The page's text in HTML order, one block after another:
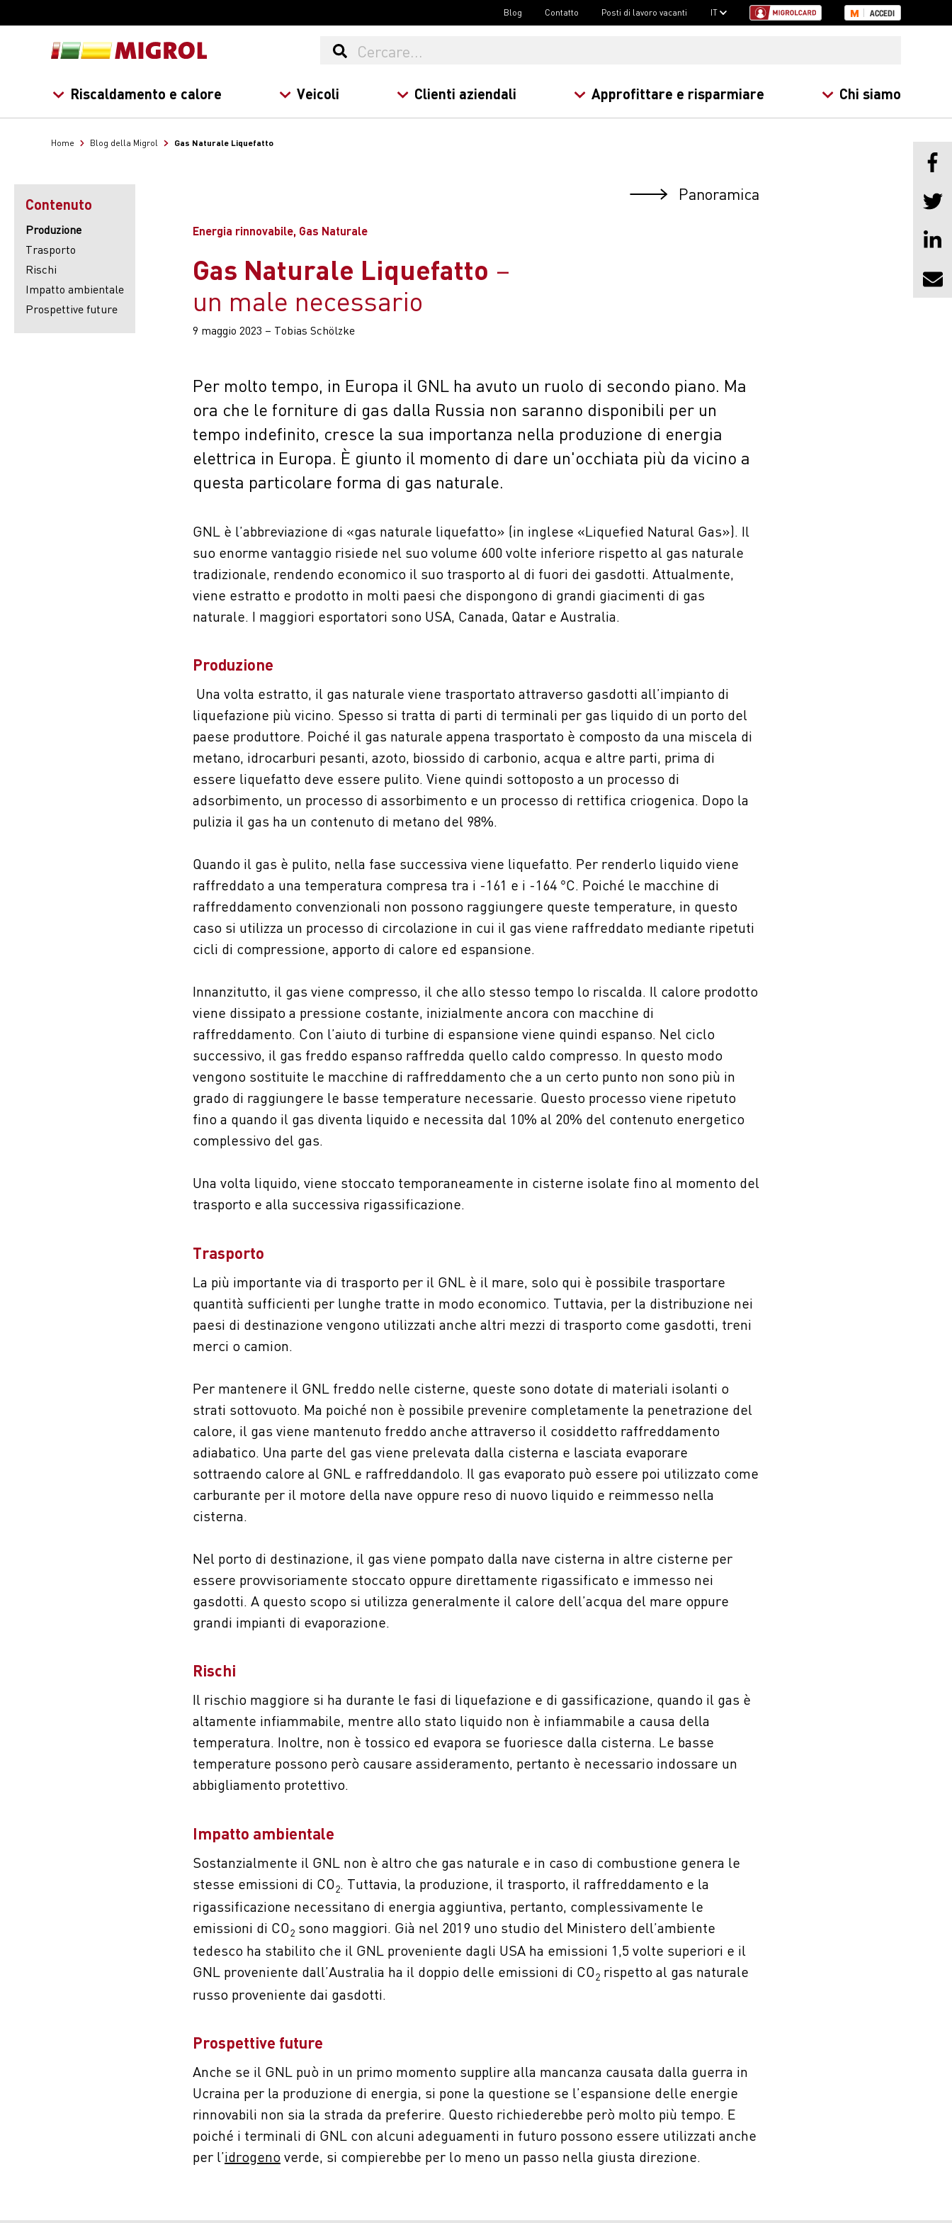
Blog Contatto Posti di lavoro vacanti IT ACCEDI
Riscaldamento e calore Veicoli Clienti aziendali Approfittare e risparmiare Chi siamo
Home Blog della Migrol Gas Naturale Liquefatto
Contenuto
Produzione
Trasporto
Rischi
Impatto ambientale
Prospettive future
Panoramica
Energia rinnovabile, Gas Naturale
Gas Naturale Liquefatto
un male necessario
9 maggio 2023 – Tobias Schölzke
Per molto tempo, in Europa il GNL ha avuto un ruolo di secondo piano. Ma
ora che le forniture di gas dalla Russia non saranno disponibili per un
tempo indefinito, cresce la sua importanza nella produzione di energia
elettrica in Europa. È giunto il momento di dare un'occhiata più da vicino a
questa particolare forma di gas naturale.
GNL è l’abbreviazione di «gas naturale liquefatto» (in inglese «Liquefied Natural Gas»). Il
suo enorme vantaggio risiede nel suo volume 600 volte inferiore rispetto al gas naturale
tradizionale, rendendo economico il suo trasporto al di fuori dei gasdotti. Attualmente,
viene estratto e prodotto in molti paesi che dispongono di grandi giacimenti di gas
naturale. I maggiori esportatori sono USA, Canada, Qatar e Australia.
Produzione
Una volta estratto, il gas naturale viene trasportato attraverso gasdotti all’impianto di
liquefazione più vicino. Spesso si tratta di parti di terminali per gas liquido di un porto del
paese produttore. Poiché il gas naturale appena trasportato è composto da una miscela di
metano, idrocarburi pesanti, azoto, biossido di carbonio, acqua e altre parti, prima di
essere liquefatto deve essere pulito. Viene quindi sottoposto a un processo di
adsorbimento, un processo di assorbimento e un processo di rettifica criogenica. Dopo la
pulizia il gas ha un contenuto di metano del 98%.
Quando il gas è pulito, nella fase successiva viene liquefatto. Per renderlo liquido viene
raffreddato a una temperatura compresa tra i -161 e i -164 °C. Poiché le macchine di
raffreddamento convenzionali non possono raggiungere queste temperature, in questo
caso si utilizza un processo di circolazione in cui il gas viene raffreddato mediante ripetuti
cicli di compressione, apporto di calore ed espansione.
Innanzitutto, il gas viene compresso, il che allo stesso tempo lo riscalda. Il calore prodotto
viene dissipato a pressione costante, inizialmente ancora con macchine di
raffreddamento. Con l’aiuto di turbine di espansione viene quindi espanso. Nel ciclo
successivo, il gas freddo espanso raffredda quello caldo compresso. In questo modo
vengono sostituite le macchine di raffreddamento che a un certo punto non sono più in
grado di raggiungere le basse temperature necessarie. Questo processo viene ripetuto
fino a quando il gas diventa liquido e necessita dal 10% al 20% del contenuto energetico
complessivo del gas.
Una volta liquido, viene stoccato temporaneamente in cisterne isolate fino al momento del
trasporto e alla successiva rigassificazione.
Trasporto
La più importante via di trasporto per il GNL è il mare, solo qui è possibile trasportare
quantità sufficienti per lunghe tratte in modo economico. Tuttavia, per la distribuzione nei
paesi di destinazione vengono utilizzati anche altri mezzi di trasporto come gasdotti, treni
merci o camion.
Per mantenere il GNL freddo nelle cisterne, queste sono dotate di materiali isolanti o
strati sottovuoto. Ma poiché non è possibile prevenire completamente la penetrazione del
calore, il gas viene mantenuto freddo anche attraverso il cosiddetto raffreddamento
adiabatico. Una parte del gas viene prelevata dalla cisterna e lasciata evaporare
sottraendo calore al GNL e raffreddandolo. Il gas evaporato può essere poi utilizzato come
carburante per il motore della nave oppure reso di nuovo liquido e reimmesso nella
cisterna.
Nel porto di destinazione, il gas viene pompato dalla nave cisterna in altre cisterne per
essere provvisoriamente stoccato oppure direttamente rigassificato e immesso nei
gasdotti. A questo scopo si utilizza generalmente il calore dell’acqua del mare oppure
grandi impianti di evaporazione.
Rischi
Il rischio maggiore si ha durante le fasi di liquefazione e di gassificazione, quando il gas è
altamente infiammabile, mentre allo stato liquido non è infiammabile a causa della
temperatura. Inoltre, non è tossico ed evapora se fuoriesce dalla cisterna. Le basse
temperature possono però causare assideramento, pertanto è necessario indossare un
abbigliamento protettivo.
Impatto ambientale
Sostanzialmente il GNL non è altro che gas naturale e in caso di combustione genera le
stesse emissioni di CO2. Tuttavia, la produzione, il trasporto, il raffreddamento e la
rigassificazione necessitano di energia aggiuntiva, pertanto, complessivamente le
emissioni di CO2 sono maggiori. Già nel 2019 uno studio del Ministero dell’ambiente
tedesco ha stabilito che il GNL proveniente dagli USA ha emissioni 1,5 volte superiori e il
GNL proveniente dall’Australia ha il doppio delle emissioni di CO2 rispetto al gas naturale
russo proveniente dai gasdotti.
Prospettive future
Anche se il GNL può in un primo momento supplire alla mancanza causata dalla guerra in
Ucraina per la produzione di energia, si pone la questione se l’espansione delle energie
rinnovabili non sia la strada da preferire. Questo richiederebbe però molto più tempo. E
poiché i terminali di GNL con alcuni adeguamenti in futuro possono essere utilizzati anche
per l’idrogenoverde, si compierebbe per lo meno un passo nella giusta direzione.